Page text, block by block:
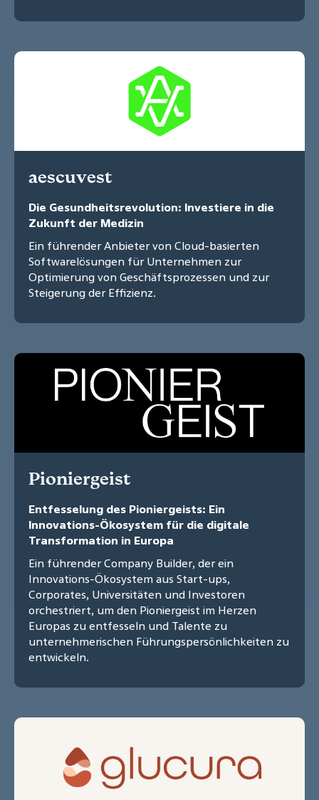
aescuvest
Die Gesundheitsrevolution: Investiere in die
Zukunft der Medizin
Ein führender Anbieter von Cloud-basierten
Softwarelösungen für Unternehmen zur
Optimierung von Geschäftsprozessen und zur
Steigerung der Effizienz.
Pioniergeist
Entfesselung des Pioniergeists: Ein
Innovations-Ökosystem für die digitale
Transformation in Europa
Ein führender Company Builder, der ein
Innovations-Ökosystem aus Start-ups,
Corporates, Universitäten und Investoren
orchestriert, um den Pioniergeist im Herzen
Europas zu entfesseln und Talente zu
unternehmerischen Führungspersönlichkeiten zu
entwickeln.